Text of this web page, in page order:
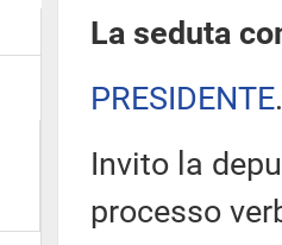
La seduta
PRESIDENTE
Invito la
processo